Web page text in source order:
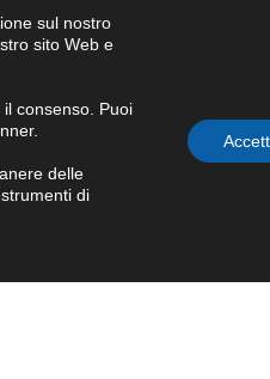
Condizioni generali di
INVESTOR RELATIONS
sul nostro
sito Web e
consenso. Puoi
delle
di